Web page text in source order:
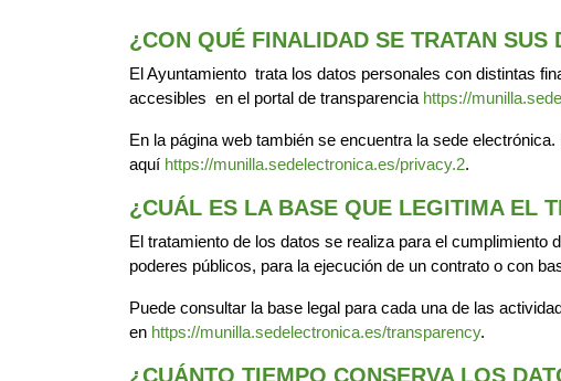
¿CON QUÉ FINALIDAD SE TRATAN SUS
El Ayuntamiento trata los datos personales con distintas
accesibles en el portal de transparencia https://
En la página web también se encuentra la sede
aquí https://munilla.sedelectronica.es/privacy.2.
¿CUÁL ES LA BASE QUE LEGITIMA EL
El tratamiento de los datos se realiza para el cumplimiento
poderes públicos, para la ejecución de un contrato o con
Puede consultar la base legal para cada una de las
en https://munilla.sedelectronica.es/transparency.
¿CUÁNTO TIEMPO CONSERVA LOS